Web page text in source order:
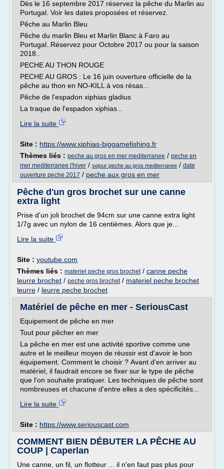
Dès le 16 septembre 2017 réservez la pêche du Marlin au
Portugal. Voir les dates proposées et réservez.
Pêche au Marlin Bleu
Pêche du marlin Bleu et Marlin Blanc à Faro au
Portugal..Réservez pour Octobre 2017 ou pour la saison
2018..
PECHE AU THON ROUGE
PECHE AU GROS : Le 16 juin ouverture officielle de la
pêche au thon en NO-KILL à vos résas...
Pêche de l'espadon xiphias gladius
La traque de l'espadon xiphias...
Lire la suite
Site : https://www.xiphias-biggamefishing.fr
Thèmes liés : peche au gros en mer mediterranee / peche en
mer mediterranee l'hiver / sejour peche au gros mediterranee / date
ouverture peche 2017 / peche aux gros en mer
Pêche d'un gros brochet sur une canne
extra light
Prise d'un joli brochet de 94cm sur une canne extra light
1/7g avec un nylon de 16 centièmes. Alors que je...
Lire la suite
Site : youtube.com
Thèmes liés : materiel peche gros brochet/ canne peche
leurre brochet / peche gros brochet/ materiel peche brochet
leurre / leurre peche brochet
Matériel de pêche en mer - SeriousCast
Equipement de pêche en mer
Tout pour pêcher en mer
La pêche en mer est une activité sportive comme une
autre et le meilleur moyen de réussir est d'avoir le bon
équipement. Comment le choisir ? Avant d'en arriver au
matériel, il faudrait encore se fixer sur le type de pêche
que l'on souhaite pratiquer. Les techniques de pêche sont
nombreuses et chacune d'entre elles a des spécificités...
Lire la suite
Site : https://www.seriouscast.com
COMMENT BIEN DÉBUTER LA PÊCHE AU
COUP | Caperlan
Une canne, un fil, un flotteur ... il n'en faut pas plus pour